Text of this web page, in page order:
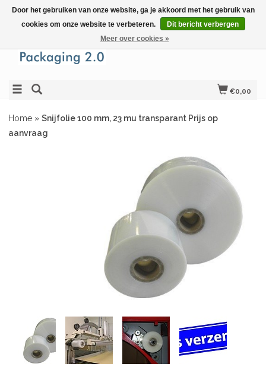
€0,00
Home » Snijfolie 100 mm, 23 mu transparant Prijs op
aanvraag
Door het gebruiken van onze website, ga je akkoord met het gebruik van
cookies om onze website te verbeteren.
Dit bericht verbergen
Meer over cookies »